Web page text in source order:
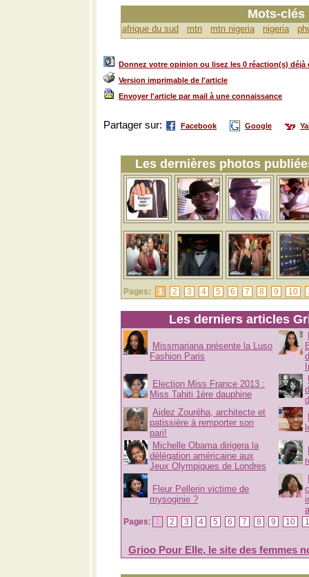
Mots-clés
afrique du sud mtn mtn nigeria nigeria
Donnez votre opinion ou lisez les 0 réaction(s) déjà
Version imprimable de l'article
Envoyer l'article par mail à une connaissance
Partager sur: Facebook Google
Les dernières photos
Pages: 1 2 3 4 5 6 7 8 9 10
Les derniers articles
Missmariana présente la Luso
Fashion Paris
Election Miss France 2013 :
Miss Tahiti 1ère dauphine
Aidez Zouréha, architecte et
patissière à remporter son
pari!
Michelle Obama dirigera la
délégation américaine aux
Jeux Olympiques de Londres
Fleur Pellerin victime de
mysoginie ?
Pages: 1 2 3 4 5 6 7 8 9 10
Grioo Pour Elle, le site des femmes